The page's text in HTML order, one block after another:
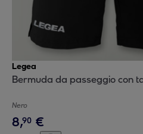
Legea
Bermuda da passeggio con
Nero
8,90 €